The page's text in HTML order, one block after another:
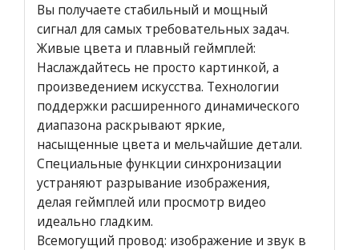
Вы получаете стабильный и мощный
сигнал для самых требовательных задач.
Живые цвета и плавный геймплей:
Наслаждайтесь не просто картинкой, а
произведением искусства. Технологии
поддержки расширенного динамического
диапазона раскрывают яркие,
насыщенные цвета и мельчайшие детали.
Специальные функции синхронизации
устраняют разрывание изображения,
делая геймплей или просмотр видео
идеально гладким.
Всемогущий провод: изображение и звук в